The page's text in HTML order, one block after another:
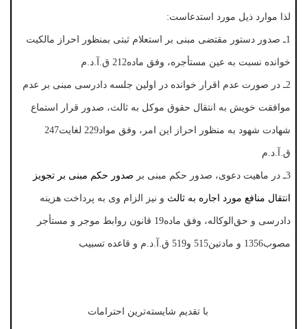
لذا موارد ذیل مورد استدعاست:
1ـ صدور دستور مقتضی مبنی بر استعلام ثبتی بمنظور احراز مالکیت
خوانده نسبت به عین مستأجره، وفق ماده212 ق.آ.د.م
2ـ در صورت عدم اقرار خوانده در اولین جلسه دادرسی مبنی بر عدم
موافقت خویش به انتقال حقوق موکل به ثالث، صدور قرار استماع
شهادت شهود به منظور احراز این امر، وفق مواد229 لغایت247
ق.آ.د.م
3ـ در ماهیت دعوی، صدور حکم مبنی بر صدور حکم مبنی بر تجویز
انتقال منافع مورد اجاره به ثالث و نیز الزام وی به پرداخت هزینه
دادرسی و حق‌الوکاله، وفق ماده19 قانون روابط موجر و مستأجر
مصوب1356 و مادتین515 و519 ق.آ.د.م و قاعده تسبیب
با تقدیم شایسته‌ترین احترامات